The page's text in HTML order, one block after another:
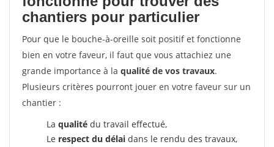
chantiers pour particulier
Pour que le bouche-à-oreille soit positif et fonctionne
bien en votre faveur, il faut que vous attachiez une
grande importance à la qualité de vos travaux.
Plusieurs critères pourront jouer en votre faveur sur un
chantier :
La qualité du travail effectué,
Le respect du délai dans le rendu des travaux,